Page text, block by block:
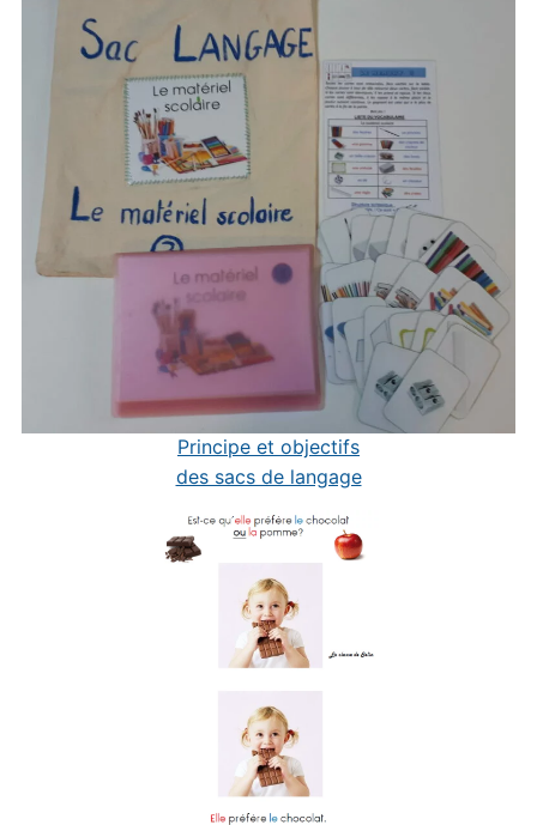
Principe et objectifs
des sacs de langage